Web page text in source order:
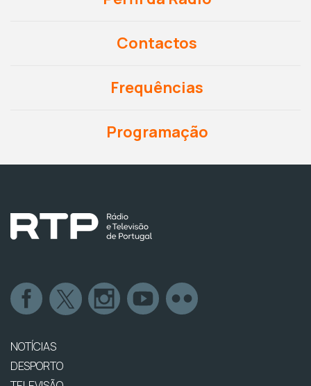
Contactos
Frequências
Programação
NOTÍCIAS
DESPORTO